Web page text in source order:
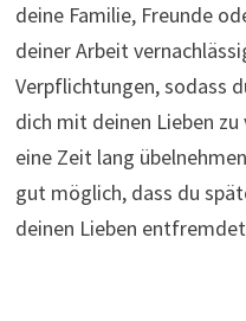
deine Familie, Freunde
deiner Arbeit
Verpflichtungen, sodass
dich mit deinen Lieben
eine Zeit lang
gut möglich, dass du
deinen Lieben